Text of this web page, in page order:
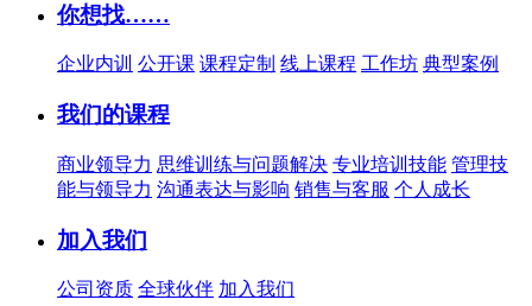
你想找……
企业内训 公开课 课程定制 线上课程 工作坊 典型案例
我们的课程
商业领导力 思维训练与问题解决 专业培训技能 管理技
能与领导力 沟通表达与影响 销售与客服 个人成长
加入我们
公司资质 全球伙伴 加入我们